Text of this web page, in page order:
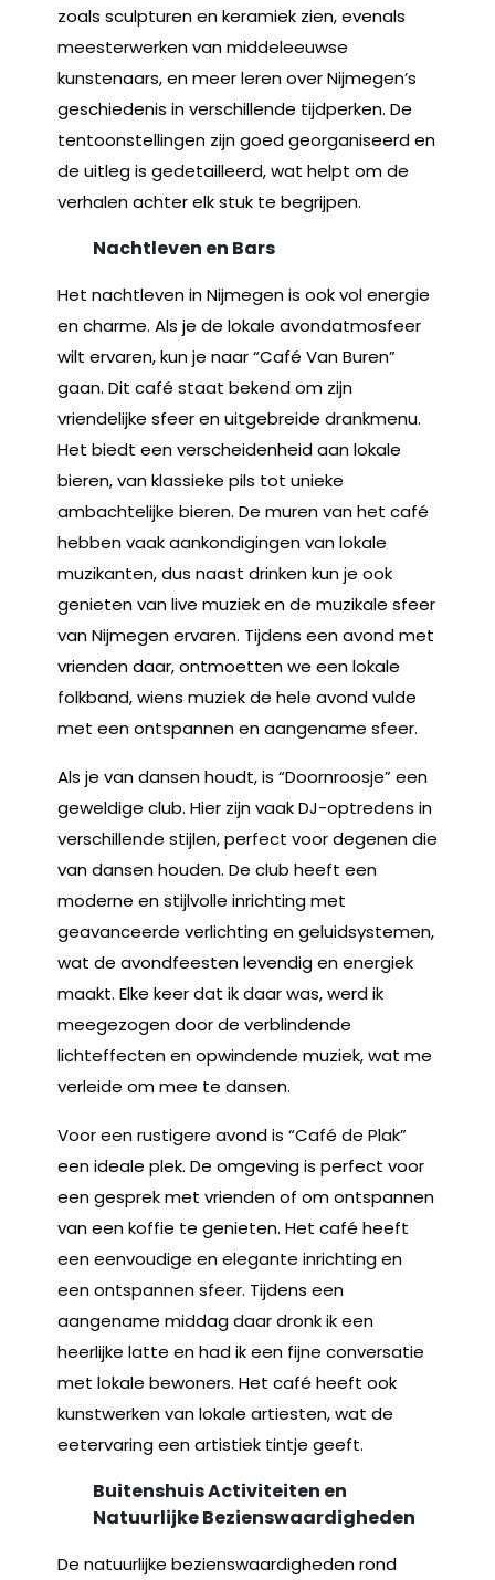
zoals sculpturen en keramiek zien, evenals
meesterwerken van middeleeuwse
kunstenaars, en meer leren over Nijmegen’s
geschiedenis in verschillende tijdperken. De
tentoonstellingen zijn goed georganiseerd en
de uitleg is gedetailleerd, wat helpt om de
verhalen achter elk stuk te begrijpen.
Nachtleven en Bars
Het nachtleven in Nijmegen is ook vol energie
en charme. Als je de lokale avondatmosfeer
wilt ervaren, kun je naar “Café Van Buren”
gaan. Dit café staat bekend om zijn
vriendelijke sfeer en uitgebreide drankmenu.
Het biedt een verscheidenheid aan lokale
bieren, van klassieke pils tot unieke
ambachtelijke bieren. De muren van het café
hebben vaak aankondigingen van lokale
muzikanten, dus naast drinken kun je ook
genieten van live muziek en de muzikale sfeer
van Nijmegen ervaren. Tijdens een avond met
vrienden daar, ontmoetten we een lokale
folkband, wiens muziek de hele avond vulde
met een ontspannen en aangename sfeer.
Als je van dansen houdt, is “Doornroosje” een
geweldige club. Hier zijn vaak DJ-optredens in
verschillende stijlen, perfect voor degenen die
van dansen houden. De club heeft een
moderne en stijlvolle inrichting met
geavanceerde verlichting en geluidsystemen,
wat de avondfeesten levendig en energiek
maakt. Elke keer dat ik daar was, werd ik
meegezogen door de verblindende
lichteffecten en opwindende muziek, wat me
verleide om mee te dansen.
Voor een rustigere avond is “Café de Plak”
een ideale plek. De omgeving is perfect voor
een gesprek met vrienden of om ontspannen
van een koffie te genieten. Het café heeft
een eenvoudige en elegante inrichting en
een ontspannen sfeer. Tijdens een
aangename middag daar dronk ik een
heerlijke latte en had ik een fijne conversatie
met lokale bewoners. Het café heeft ook
kunstwerken van lokale artiesten, wat de
eetervaring een artistiek tintje geeft.
Buitenshuis Activiteiten en
Natuurlijke Bezienswaardigheden
De natuurlijke bezienswaardigheden rond